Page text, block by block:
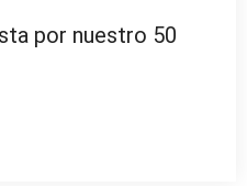
por nuestro 50